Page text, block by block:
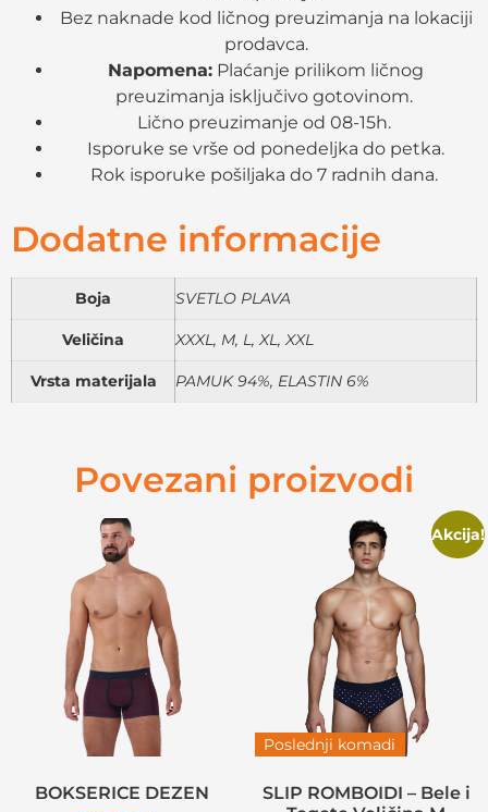
Bez naknade kod ličnog preuzimanja na lokaciji
prodavca.
Napomena: Plaćanje prilikom ličnog
preuzimanja isključivo gotovinom.
Lično preuzimanje od 08-15h.
Isporuke se vrše od ponedeljka do petka.
Rok isporuke pošiljaka do 7 radnih dana.
Dodatne informacije
Boja SVETLO PLAVA
Veličina XXXL, M, L, XL, XXL
Vrsta materijala PAMUK 94%, ELASTIN 6%
Povezani proizvodi
BOKSERICE DEZEN
Akcija!
Poslednji komadi
SLIP ROMBOIDI – Bele i